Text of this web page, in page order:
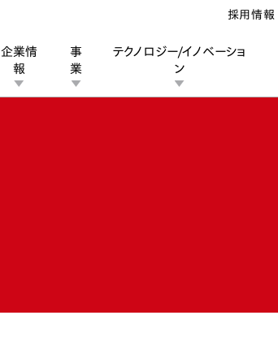
企業情
報
事
業
テクノロジー/イノベーショ
ン
採用情報